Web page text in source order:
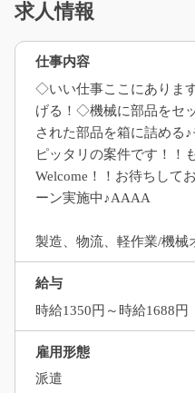
求人情報
仕事内容
◇いい仕事ここにありま
げる！◇機械に部品をセ
された部品を箱に詰める
ピッタリの案件です！！
Welcome！！お待ちして
ーン実施中♪AAAA
製造、物流、軽作業/機械
給与
時給1350円～時給1688円
雇用形態
派遣